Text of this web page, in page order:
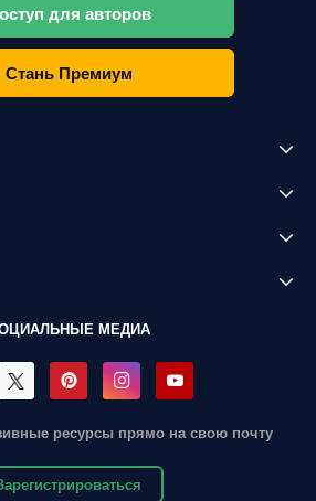
для авторов
Стань Премиум
МЕДИА
ресурсы прямо на свою почту